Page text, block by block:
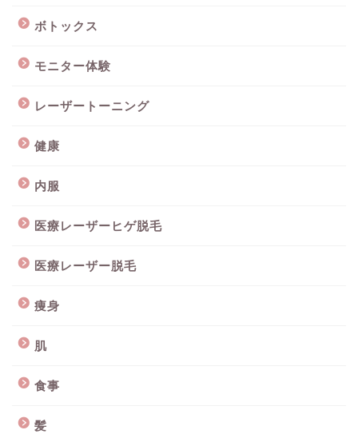
ボトックス
モニター体験
レーザートーニング
健康
内服
医療レーザーヒゲ脱毛
医療レーザー脱毛
痩身
肌
食事
髪